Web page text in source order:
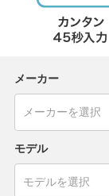
メーカー
モデル